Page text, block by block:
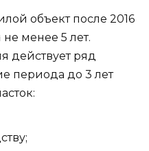
объект после 2016
менее 5 лет.
действует ряд
периода до 3 лет